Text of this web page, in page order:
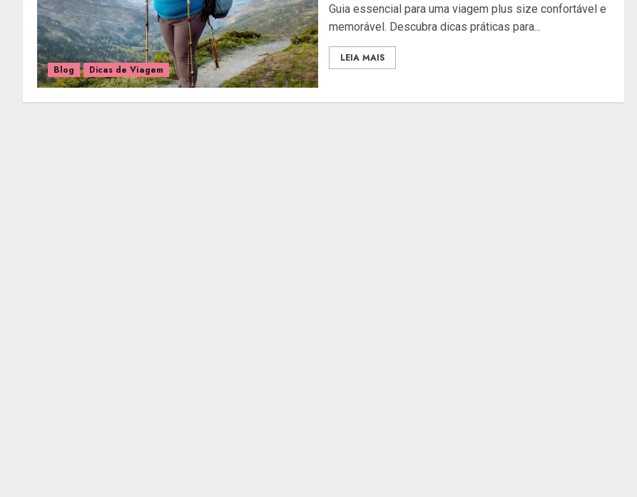
Blog Dicas de Viagem
Guia essencial para uma viagem plus size confortável e
memorável. Descubra dicas práticas para...
LEIA MAIS